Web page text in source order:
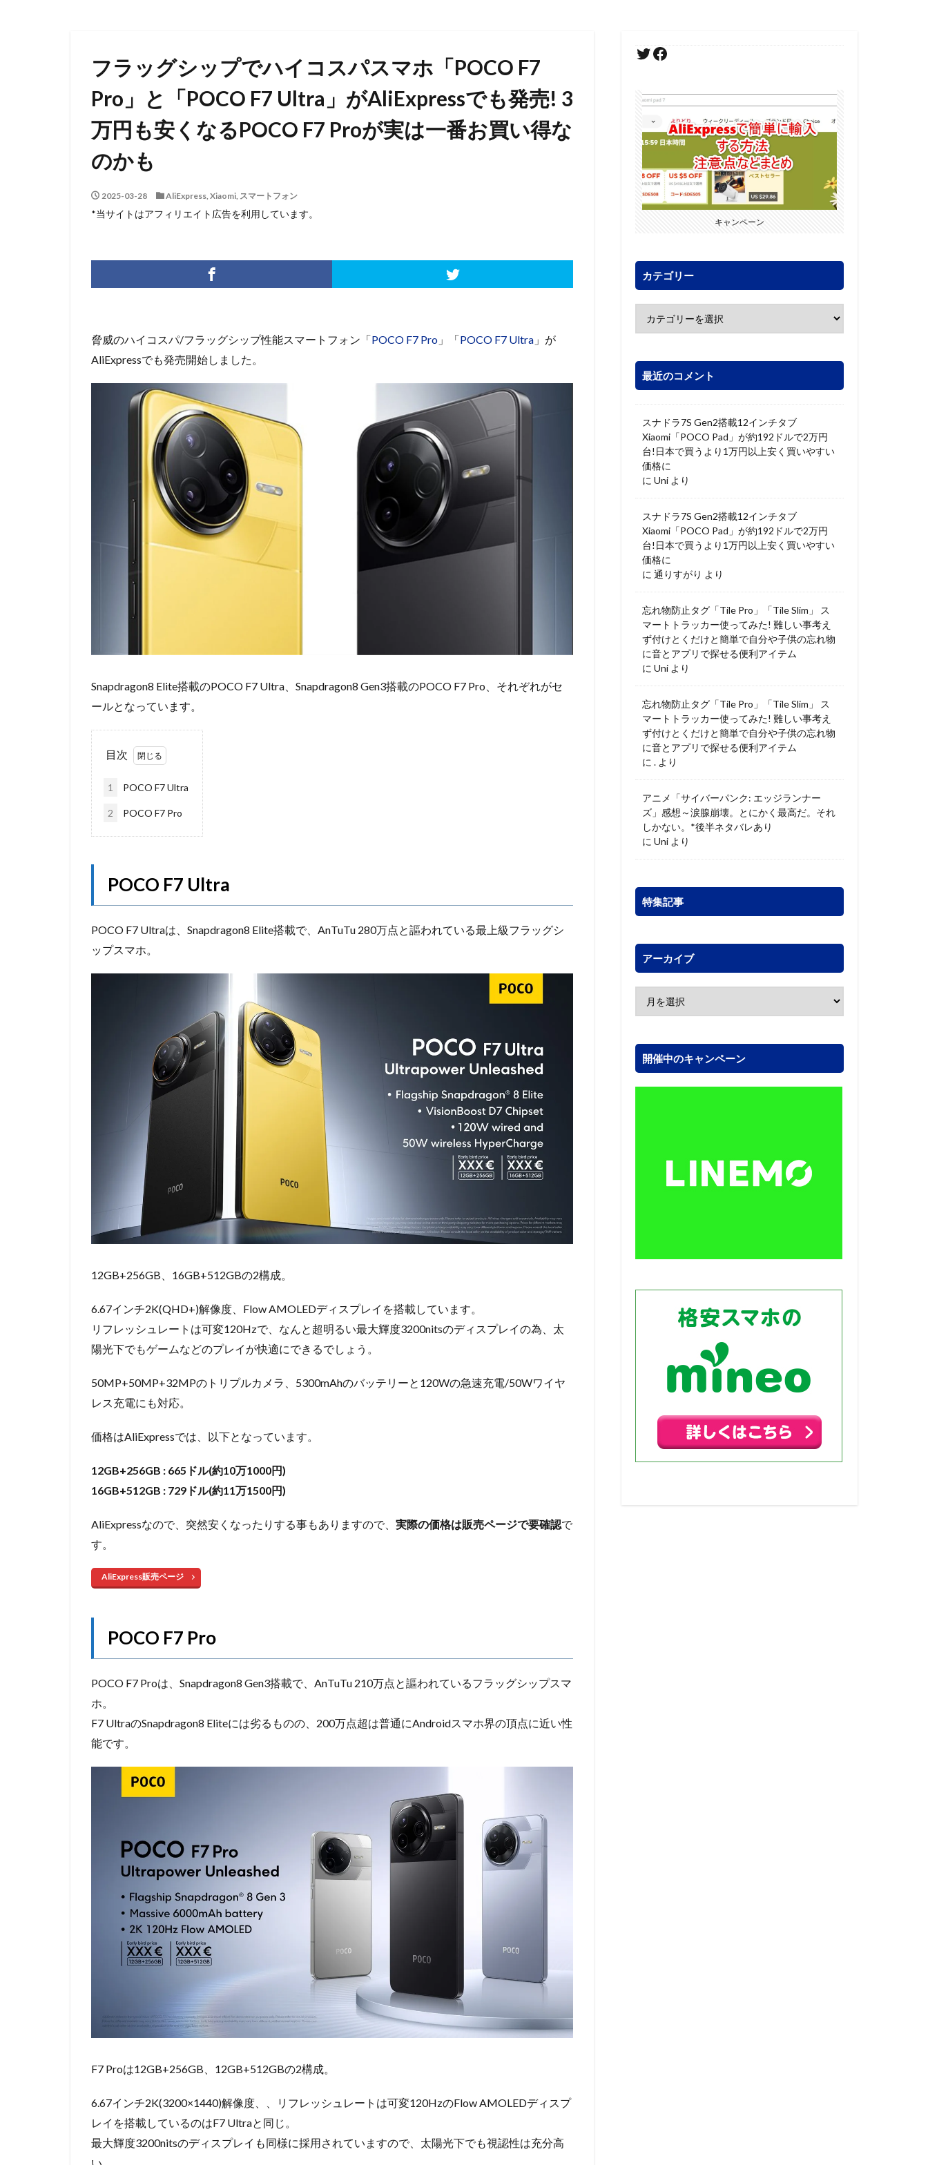
フラッグシップでハイコスパスマホ「POCO F7
Pro」と「POCO F7 Ultra」がAliExpressでも発売! 3
万円も安くなるPOCO F7 Proが実は一番お買い得な
のかも
2025-03-28 AliExpress, Xiaomi, スマートフォン
*当サイトはアフィリエイト広告を利用しています。
脅威のハイコスパ/フラッグシップ性能スマートフォン「POCO F7 Pro 」「POCO F7 Ultra 」が
AliExpressでも発売開始しました。
Snapdragon8 Elite搭載のPOCO F7 Ultra、Snapdragon8 Gen3搭載のPOCO F7 Pro、それぞれがセ
ールとなっています。
目次
1 POCO F7 Ultra
2 POCO F7 Pro
POCO F7 Ultra
POCO F7 Ultraは、Snapdragon8 Elite搭載で、AnTuTu 280万点と謳われている最上級フラッグシ
ップスマホ。
12GB+256GB、16GB+512GBの2構成。
6.67インチ2K(QHD+)解像度、Flow AMOLEDディスプレイを搭載しています。
リフレッシュレートは可変120Hzで、なんと超明るい最大輝度3200nitsのディスプレイの為、太
陽光下でもゲームなどのプレイが快適にできるでしょう。
50MP+50MP+32MPのトリプルカメラ、5300mAhのバッテリーと120Wの急速充電/50Wワイヤ
レス充電にも対応。
価格はAliExpressでは、以下となっています。
12GB+256GB : 665ドル(約10万1000円)
16GB+512GB : 729ドル(約11万1500円)
AliExpressなので、突然安くなったりする事もありますので、 実際の価格は販売ページで要確認で
す。
AliExpress販売ページ
POCO F7 Pro
POCO F7 Proは、Snapdragon8 Gen3搭載で、AnTuTu 210万点と謳われているフラッグシップスマ
ホ。
F7 UltraのSnapdragon8 Eliteには劣るものの、200万点超は普通にAndroidスマホ界の頂点に近い性
能です。
F7 Proは12GB+256GB、12GB+512GBの2構成。
6.67インチ2K(3200×1440)解像度、、リフレッシュレートは可変120HzのFlow AMOLEDディスプ
レイを搭載しているのはF7 Ultraと同じ。
最大輝度3200nitsのディスプレイも同様に採用されていますので、太陽光下でも視認性は充分高
キャンペーン
カテゴリー
最近のコメント
スナドラ7S Gen2搭載12インチタブ
Xiaomi「POCO Pad」が約192ドルで2万円
台!日本で買うより1万円以上安く買いやすい
価格に
に Uni より
スナドラ7S Gen2搭載12インチタブ
Xiaomi「POCO Pad」が約192ドルで2万円
台!日本で買うより1万円以上安く買いやすい
価格に
に 通りすがり より
忘れ物防止タグ「Tile Pro」「Tile Slim」 ス
マートトラッカー使ってみた! 難しい事考え
ず付けとくだけと簡単で自分や子供の忘れ物
に音とアプリで探せる便利アイテム
に Uni より
忘れ物防止タグ「Tile Pro」「Tile Slim」 ス
マートトラッカー使ってみた! 難しい事考え
ず付けとくだけと簡単で自分や子供の忘れ物
に音とアプリで探せる便利アイテム
に . より
アニメ「サイバーパンク: エッジランナー
ズ」感想～涙腺崩壊。とにかく最高だ。それ
しかない。*後半ネタバレあり
に Uni より
特集記事
アーカイブ
開催中のキャンペーン